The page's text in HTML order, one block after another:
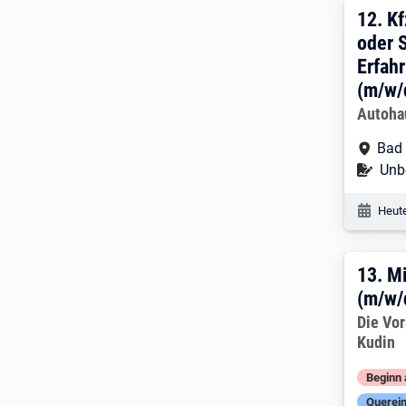
12.
12.
oder
(m/
13.
13.
(m/
Die
Kudin
Beginn